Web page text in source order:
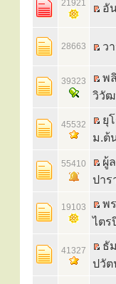
21921 อั
28663 ว
39323
พ
วิวั
45532
ยุ
ม.ต้
55410
ผู้
ปาร
19103
พ
ไตร
41327
ธั
ปวัต